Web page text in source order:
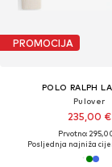
PROMOCIJA
POLO RALPH
Pulover
235,00 €
Prvotno:
Posljednja najniža